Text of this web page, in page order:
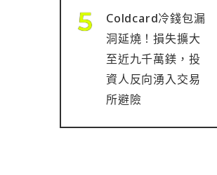
Coldcard冷錢包漏
洞延燒！損失擴大
至近九千萬鎂，投
資人反向湧入交易
所避險